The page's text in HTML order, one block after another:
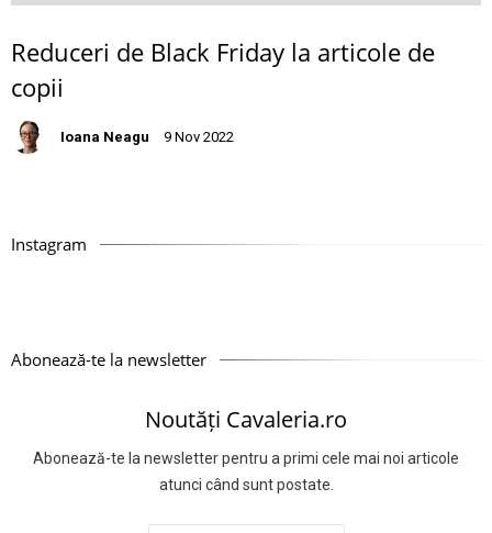
Reduceri de Black Friday la articole de
copii
Ioana Neagu 9 Nov 2022
Instagram
Abonează-te la newsletter
Noutăți Cavaleria.ro
Abonează-te la newsletter pentru a primi cele mai noi articole
atunci când sunt postate.